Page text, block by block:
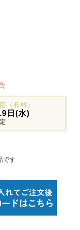
（有料）
日(水)
です